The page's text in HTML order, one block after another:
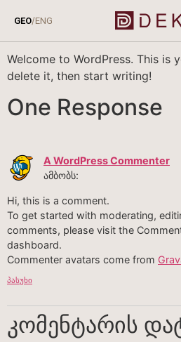
GEO/ENG
Hello world!
Welcome to WordPress. This is
delete it, then start writing!
One Response
A WordPress Commenter
ამბობს:
Hi, this is a comment.
To get started with moderating,
comments, please visit the
dashboard.
Commenter avatars come from
პასუხი
კომენტარის